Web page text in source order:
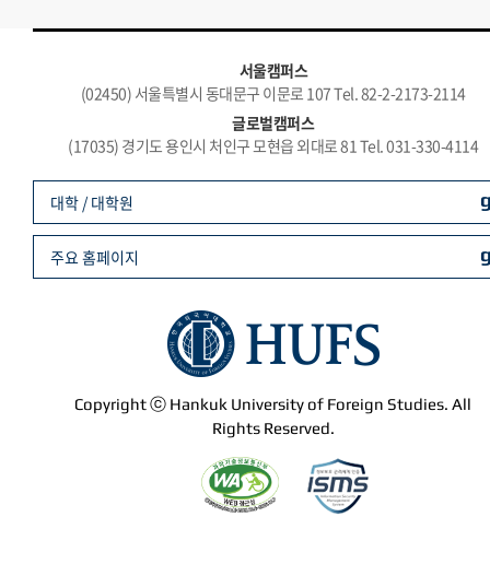
서울캠퍼스
(02450) 서울특별시 동대문구 이문로 107 Tel. 82-2-2173-2114
글로벌캠퍼스
(17035) 경기도 용인시 처인구 모현읍 외대로 81 Tel. 031-330-4114
Copyright ⓒ Hankuk University of Foreign Studies. All
Rights Reserved.
대학 / 대학원
주요 홈페이지